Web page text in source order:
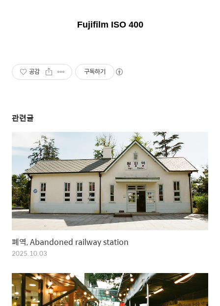
Fujifilm ISO 400
공감 구독하기
관련글
폐역, Abandoned railway station
2025.10.03